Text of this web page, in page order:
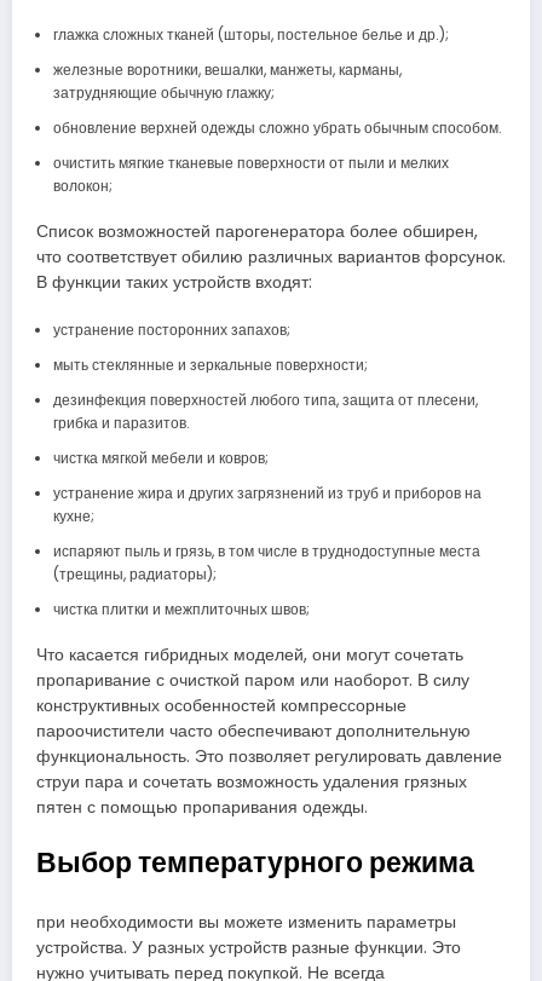
глажка сложных тканей (шторы, постельное белье и др.);
железные воротники, вешалки, манжеты, карманы,
затрудняющие обычную глажку;
обновление верхней одежды сложно убрать обычным способом.
очистить мягкие тканевые поверхности от пыли и мелких
волокон;
Список возможностей парогенератора более обширен,
что соответствует обилию различных вариантов форсунок.
В функции таких устройств входят:
устранение посторонних запахов;
мыть стеклянные и зеркальные поверхности;
дезинфекция поверхностей любого типа, защита от плесени,
грибка и паразитов.
чистка мягкой мебели и ковров;
устранение жира и других загрязнений из труб и приборов на
кухне;
испаряют пыль и грязь, в том числе в труднодоступные места
(трещины, радиаторы);
чистка плитки и межплиточных швов;
Что касается гибридных моделей, они могут сочетать
пропаривание с очисткой паром или наоборот. В силу
конструктивных особенностей компрессорные
пароочистители часто обеспечивают дополнительную
функциональность. Это позволяет регулировать давление
струи пара и сочетать возможность удаления грязных
пятен с помощью пропаривания одежды.
Выбор температурного режима
при необходимости вы можете изменить параметры
устройства. У разных устройств разные функции. Это
нужно учитывать перед покупкой. Не всегда